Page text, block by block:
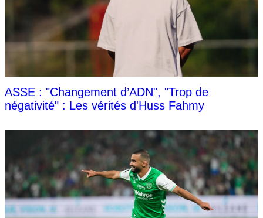
ASSE : "Changement d’ADN", "Trop de
négativité" : Les vérités d'Huss Fahmy